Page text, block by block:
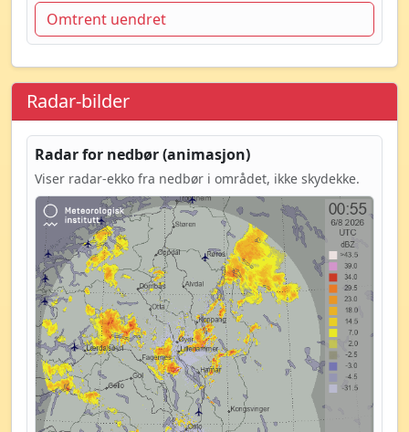
Omtrent uendret
Radar-bilder
Radar for nedbør (animasjon)
Viser radar-ekko fra nedbør i området, ikke skydekke.